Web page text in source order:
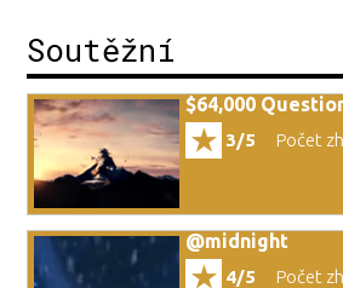
Soutěžní
$64,000
3/5 Počet
@midnight
4/5 Počet